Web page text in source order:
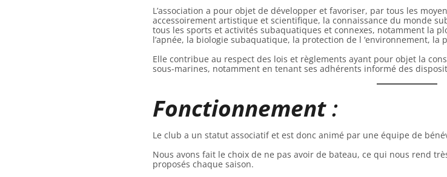
L’association a pour objet de développer et favoriser, par tous les
accessoirement artistique et scientifique, la connaissance du monde
tous les sports et activités subaquatiques et connexes, notamment la
l’apnée, la biologie subaquatique, la protection de l ‘environnement, la
Elle contribue au respect des lois et règlements ayant pour objet la
sous-marines, notamment en tenant ses adhérents informé des
Fonctionnement:
Le club a un statut associatif et est donc animé par une équipe de
Nous avons fait le choix de ne pas avoir de bateau, ce qui nous rend
proposés chaque saison.